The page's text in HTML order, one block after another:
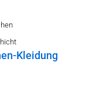
Kleidung